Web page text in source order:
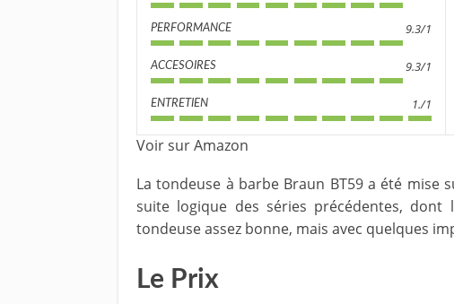
PERFORMANCE 9.3/1
ACCESOIRES 9.3/1
ENTRETIEN 1./1
Voir sur Amazon
La tondeuse à barbe Braun BT59 a été mise
suite logique des séries précédentes,
tondeuse assez bonne, mais avec quelques
Le Prix